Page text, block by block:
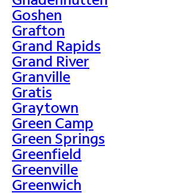
Goshen
Grafton
Grand Rapids
Grand River
Granville
Gratis
Graytown
Green Camp
Green Springs
Greenfield
Greenville
Greenwich